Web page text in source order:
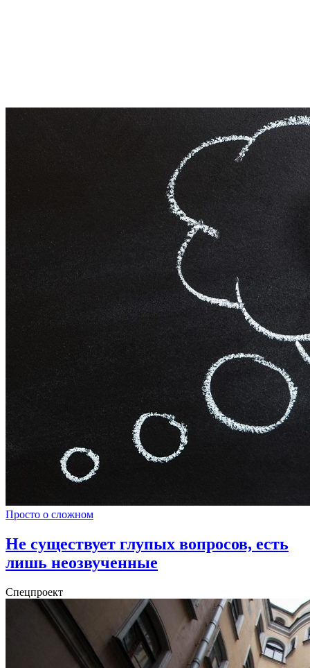
Просто о сложном
Не существует глупых вопросов, есть
лишь неозвученные
Спецпроект